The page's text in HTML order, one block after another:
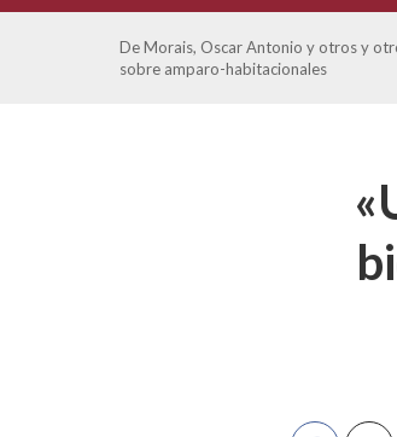
De Morais, Oscar Antonio y otros y
sobre amparo-habitacionales